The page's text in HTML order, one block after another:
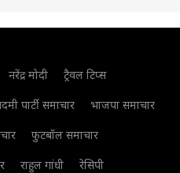
नरेंद्र मोदी
ट्रैवल टिप्स
पार्टी समाचार
भाजपा समाचार
फुटबॉल समाचार
राहुल गांधी
रेसिपी